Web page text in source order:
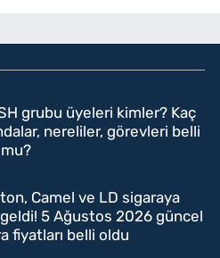
grubu üyeleri kimler? Kaç
nereliler, görevleri belli
Camel ve LD sigaraya
5 Ağustos 2026 güncel
fiyatları belli oldu